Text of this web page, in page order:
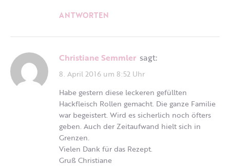
ANTWORTEN
Christiane Semmler sagt:
8. April 2016 um 8:52 Uhr
Habe gestern diese leckeren gefüllten
Hackfleisch Rollen gemacht. Die ganze Familie
war begeistert. Wird es sicherlich noch öfters
geben. Auch der Zeitaufwand hielt sich in
Grenzen.
Vielen Dank für das Rezept.
Gruß Christiane